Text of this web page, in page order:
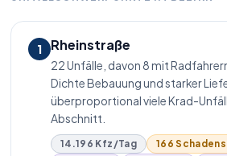
1 Rheinstraße
22 Unfälle, davon 8 mit
Dichte Bebauung und starker
überproportional viele Krad-
Abschnitt.
14.196 Kfz/Tag 166